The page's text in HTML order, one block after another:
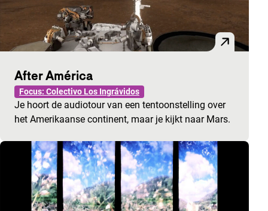
After América
Focus: Colectivo Los Ingrávidos
Je hoort de audiotour van een tentoonstelling over
het Amerikaanse continent, maar je kijkt naar Mars.